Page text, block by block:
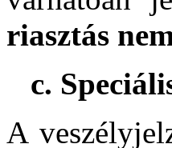
riasztás
c.
A